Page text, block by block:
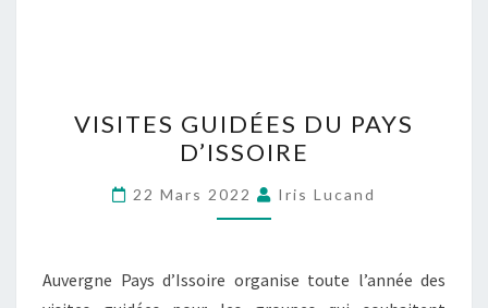
VISITES GUIDÉES DU PAYS
D’ISSOIRE
22 Mars 2022 Iris Lucand
Auvergne Pays d’Issoire organise toute l’année des